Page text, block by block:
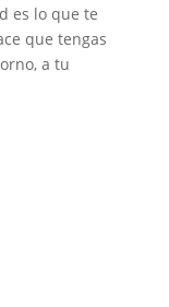
es lo que te
que tengas
a tu